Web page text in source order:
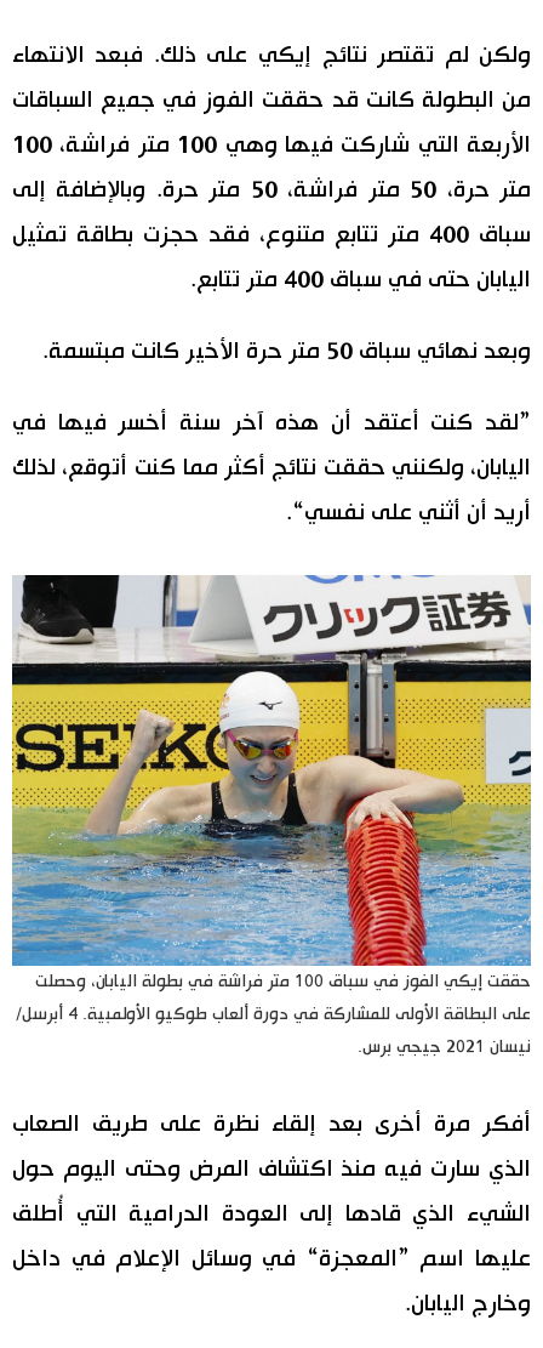
ولكن لم تقتصر نتائج إيكي على ذلك. فبعد الانتهاء
من البطولة كانت قد حققت الفوز في جميع السباقات
الأربعة التي شاركت فيها وهي 100 متر فراشة، 100
متر حرة، 50 متر فراشة، 50 متر حرة. وبالإضافة إلى
سباق 400 متر تتابع متنوع، فقد حجزت بطاقة تمثيل
اليابان حتى في سباق 400 متر تتابع.
وبعد نهائي سباق 50 متر حرة الأخير كانت مبتسمة.
”لقد كنت أعتقد أن هذه آخر سنة أخسر فيها في
اليابان، ولكنني حققت نتائج أكثر مما كنت أتوقع، لذلك
أريد أن أثني على نفسي“.
حققت إيكي الفوز في سباق 100 متر فراشة في بطولة اليابان، وحصلت
على البطاقة الأولى للمشاركة في دورة ألعاب طوكيو الأولمبية. 4 أبرسل/
نيسان 2021 جيجي برس.
أفكر مرة أخرى بعد إلقاء نظرة على طريق الصعاب
الذي سارت فيه منذ اكتشاف المرض وحتى اليوم حول
الشيء الذي قادها إلى العودة الدرامية التي أُطلق
عليها اسم ”المعجزة“ في وسائل الإعلام في داخل
وخارج اليابان.